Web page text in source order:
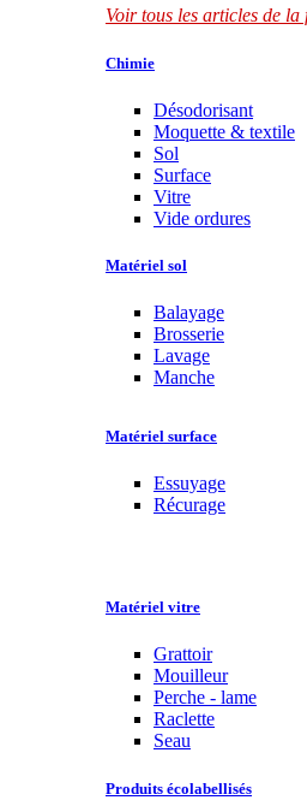
Voir tous les articles de
Chimie
Désodorisant
Moquette & textile
Sol
Surface
Vitre
Vide ordures
Matériel sol
Balayage
Brosserie
Lavage
Manche
Matériel surface
Essuyage
Récurage
Matériel vitre
Grattoir
Mouilleur
Perche - lame
Raclette
Seau
Produits écolabellisés